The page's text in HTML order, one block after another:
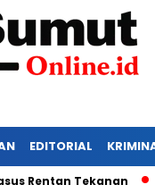
EDITORIAL
Tekanan